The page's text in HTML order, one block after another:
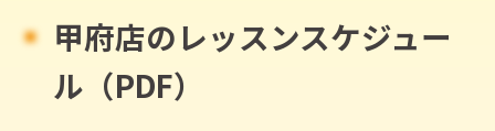
甲府店のレッスンスケジュー
ル（PDF）